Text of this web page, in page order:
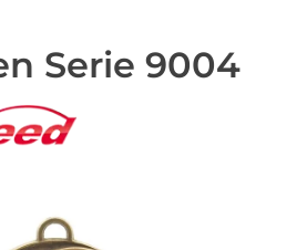
Serie 9004